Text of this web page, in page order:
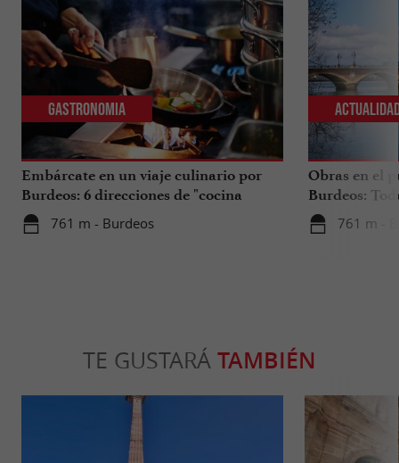
Embárcate en un viaje culinario por
Burdeos: 6 direcciones de "cocina
internacional"
761 m - Burdeos
Gastronomia
Obras en el
Burdeos:
tus viajes en
761 m -
TE GUSTARÁ TAMBIÉN